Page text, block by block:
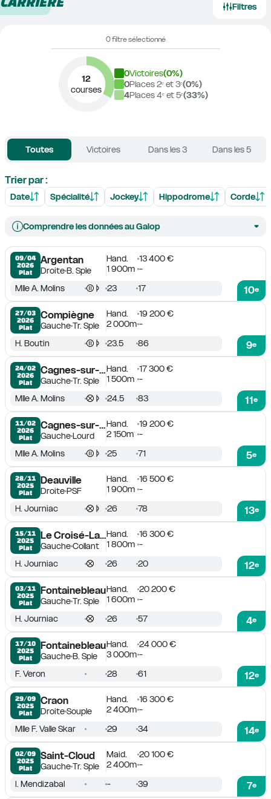
Filtres
0 filtre sélectionné
12
courses
0Victoires(0%)
0Places 2ᵉ et 3ᵉ(0%)
4Places 4ᵉ et 5ᵉ(33%)
Toutes Victoires Dans les 3 Dans les 5
Trier par :
Date Spécialité Jockey Hippodrome Corde
Comprendre les données au Galop
09/04
2026
Plat
Argentan
DroiteB. Sple
Hand.
13 400 €
1 900m -
10e
Mlle A. Molins 23 17
27/03
2026
Plat
Compiègne
GaucheTr. Sple
Hand.
19 200 €
2 000m -
9e
H. Boutin 23.5 86
24/02
2026
Plat
Cagnes-sur-Mer
GaucheTr. Sple
Hand.
17 300 €
1 500m -
11e
Mlle A. Molins 24.5 83
11/02
2026
Plat
Cagnes-sur-Mer
GaucheLourd
Hand.
19 200 €
2 150m -
5e
Mlle A. Molins 25 71
28/11
2025
Plat
Deauville
DroitePSF
Hand.
16 500 €
1 900m -
13e
H. Journiac 26 78
15/11
2025
Plat
Le Croisé-Laroche
GaucheCollant
Hand.
16 300 €
1 800m -
12e
H. Journiac 26 20
03/11
2025
Plat
Fontainebleau
GaucheTr. Sple
Hand.
20 200 €
1 600m -
4e
H. Journiac 26 57
17/10
2025
Plat
Fontainebleau
GaucheB. Sple
Hand.
24 000 €
3 000m -
12e
F. Veron 28 61
29/09
2025
Plat
Craon
DroiteSouple
Hand.
16 300 €
2 400m -
14e
Mlle F. Valle Skar 29 34
02/09
2025
Plat
Saint-Cloud
GaucheTr. Sple
Maid.
20 100 €
2 400m -
7e
I. Mendizabal - 39